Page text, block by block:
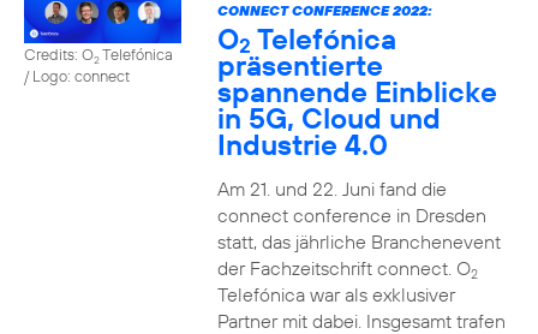
Credits: O2Telefónica
/ Logo: connect
CONNECT CONFERENCE 2022:
O2 Telefónica
präsentierte
spannende Einblicke
in 5G, Cloud und
Industrie 4.0
Am 21. und 22. Juni fand die
connect conference in Dresden
statt, das jährliche Branchenevent
der Fachzeitschrift connect. O2
Telefónica war als exklusiver
Partner mit dabei. Insgesamt trafen